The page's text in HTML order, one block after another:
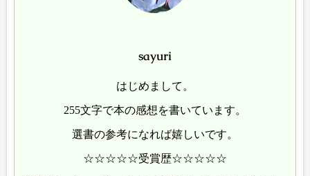
sayuri
はじめまして。
255文字で本の感想を書いています。
選書の参考になれば嬉しいです。
☆☆☆☆☆受賞歴☆☆☆☆☆